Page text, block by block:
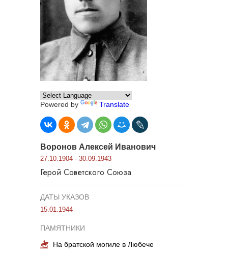
Powered by Translate
Воронов Алексей Иванович
27.10.1904 - 30.09.1943
Герой Советского Союза
ДАТЫ УКАЗОВ
15.01.1944
ПАМЯТНИКИ
На братской могиле в Любече